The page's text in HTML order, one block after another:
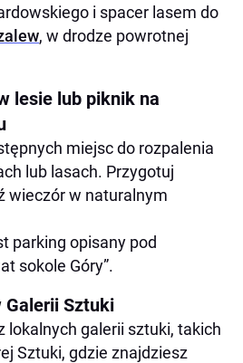
i spacer lasem do
, w drodze powrotnej
lesie lub piknik na
miejsc do rozpalenia
lub lasach. Przygotuj
wieczór w naturalnym
parking opisany pod
sokole Góry”.
Galerii Sztuki
lokalnych galerii sztuki, takich
Sztuki, gdzie znajdziesz